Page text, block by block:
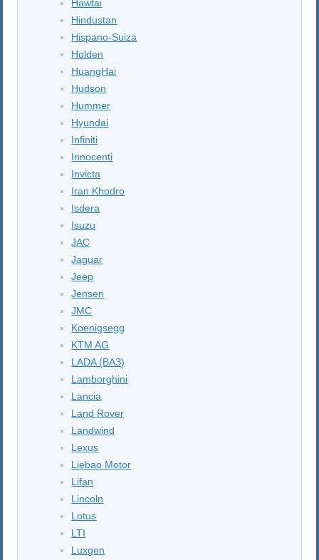
Hawtai
Hindustan
Hispano-Suiza
Holden
HuangHai
Hudson
Hummer
Hyundai
Infiniti
Innocenti
Invicta
Iran Khodro
Isdera
Isuzu
JAC
Jaguar
Jeep
Jensen
JMC
Koenigsegg
KTM AG
LADA (ВАЗ)
Lamborghini
Lancia
Land Rover
Landwind
Lexus
Liebao Motor
Lifan
Lincoln
Lotus
LTI
Luxgen